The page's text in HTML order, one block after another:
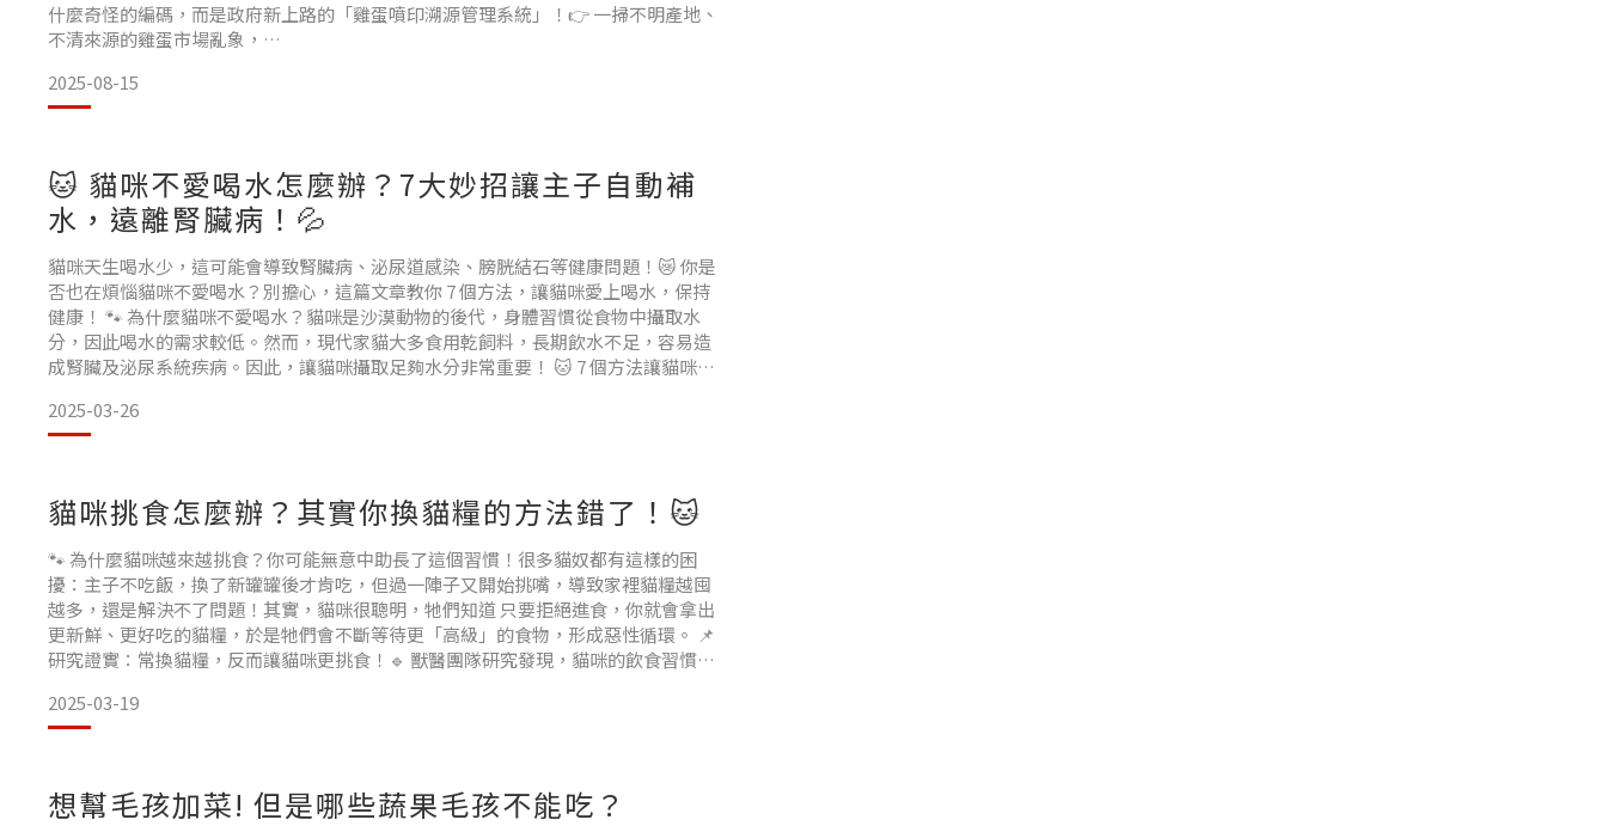
什麼奇怪的編碼，而是政府新上路的「雞蛋噴印溯源管理系統」！👉 一掃不明產地、
不清來源的雞蛋市場亂象，
到底噴了什麼？這樣看就懂所有洗選蛋（即經過洗淨、分級、包裝）都需噴印兩行資
訊：🥚 第一行：牧場編號＋洗選場編號用來追蹤來源，萬一食品安
2025-08-15
🐱 貓咪不愛喝水怎麼辦？7大妙招讓主子自動補
水，遠離腎臟病！💦
貓咪天生喝水少，這可能會導致腎臟病、泌尿道感染、膀胱結石等健康問題！😿 你是
否也在煩惱貓咪不愛喝水？別擔心，這篇文章教你 7 個方法，讓貓咪愛上喝水，保持
健康！ 🐾 為什麼貓咪不愛喝水？貓咪是沙漠動物的後代，身體習慣從食物中攝取水
分，因此喝水的需求較低。然而，現代家貓大多食用乾飼料，長期飲水不足，容易造
成腎臟及泌尿系統疾病。因此，讓貓咪攝取足夠水分非常重要！ 🐱 7 個方法讓貓咪多
肉
濕食（如罐頭、鮮食、水煮肉）含
2025-03-26
貓咪挑食怎麼辦？其實你換貓糧的方法錯了！🐱
🐾 為什麼貓咪越來越挑食？你可能無意中助長了這個習慣！很多貓奴都有這樣的困
擾：主子不吃飯，換了新罐罐後才肯吃，但過一陣子又開始挑嘴，導致家裡貓糧越囤
越多，還是解決不了問題！其實，貓咪很聰明，牠們知道 只要拒絕進食，你就會拿出
更新鮮、更好吃的貓糧，於是牠們會不斷等待更「高級」的食物，形成惡性循環。 📌
研究證實：常換貓糧，反而讓貓咪更挑食！🔹 獸醫團隊研究發現，貓咪的飲食習慣與
高，不容易挑食。
2025-03-19
想幫毛孩加菜! 但是哪些蔬果毛孩不能吃？